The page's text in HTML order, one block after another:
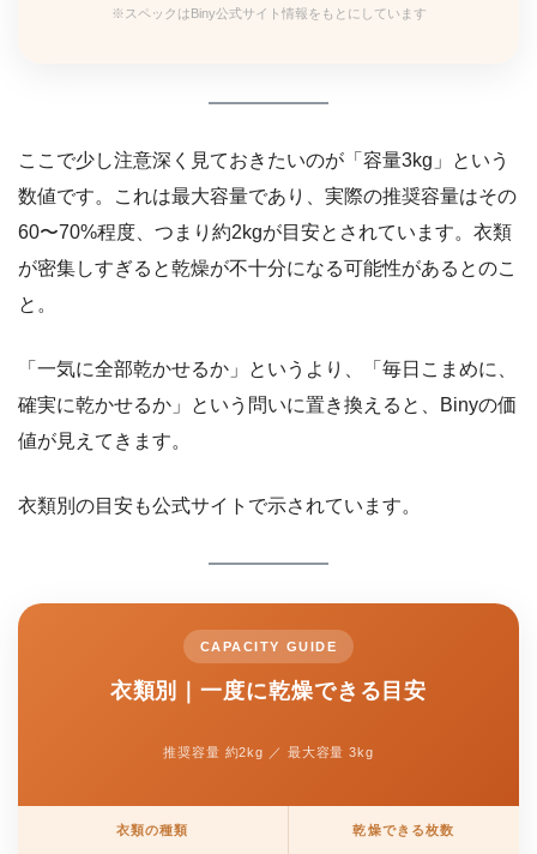
※スペックはBiny公式サイト情報をもとにしています
ここで少し注意深く見ておきたいのが「容量3kg」という
数値です。これは最大容量であり、実際の推奨容量はその
60〜70%程度、つまり約2kgが目安とされています。衣類
が密集しすぎると乾燥が不十分になる可能性があるとのこ
と。
「一気に全部乾かせるか」というより、「毎日こまめに、
確実に乾かせるか」という問いに置き換えると、Binyの価
値が見えてきます。
衣類別の目安も公式サイトで示されています。
CAPACITY GUIDE
衣類別｜一度に乾燥できる目安
推奨容量 約2kg ／ 最大容量 3kg
衣類の種類 乾燥できる枚数